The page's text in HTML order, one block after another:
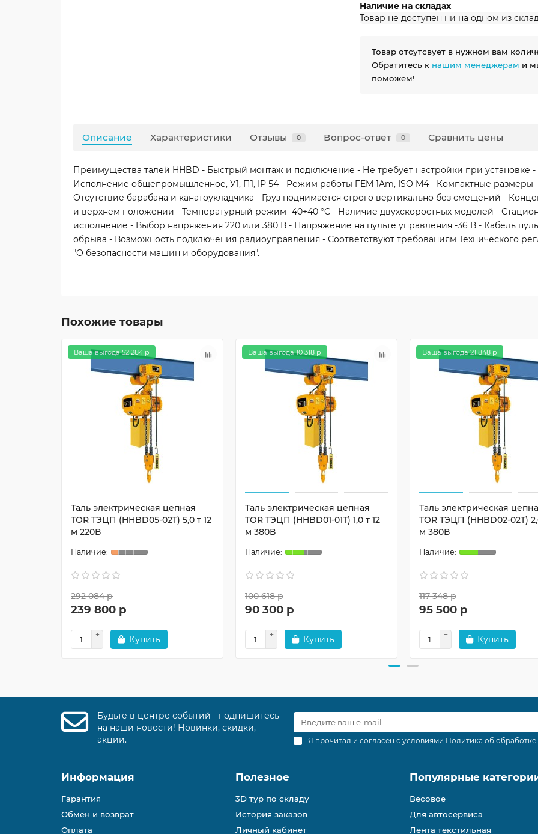
Наличие на складах
Товар не доступен ни на одном из
Товар отсутсвует в нужном вам
Обратитесь к нашим менеджерам и
поможем!
Описание Характеристики Отзывы 0 Вопрос-ответ 0 Сравнить цены
Преимущества талей HHBD - Быстрый монтаж и подключение - Не требует настройки при установке
Исполнение общепромышленное, У1, П1, IP 54 - Режим работы FEM 1Аm, ISO M4 - Компактные размеры
Отсутствие барабана и канатоукладчика - Груз поднимается строго вертикально без смещений -
и верхнем положении - Температурный режим -40+40 °C - Наличие двухскоростных моделей -
исполнение - Выбор напряжения 220 или 380 В - Напряжение на пульте управления -36 В - Кабель
обрыва - Возможность подключения радиоуправления - Соответствуют требованиям Технического
"О безопасности машин и оборудования".
Похожие товары
Ваша выгода 52 284 р
Таль электрическая цепная
TOR ТЭЦП (HHBD05-02T) 5,0 т 12
м 220В
292 084 р
239 800 р
Купить
Ваша выгода 10 318 р
Таль электрическая цепная
TOR ТЭЦП (HHBD01-01T) 1,0 т 12
м 380В
100 618 р
90 300 р
Купить
Ваша выгода 21 848 р
Таль электрическая
TOR ТЭЦП (HHBD02-02T)
м 380В
117 348 р
95 500 р
Купить
Будьте в центре событий - подпишитесь
на наши новости! Новинки, скидки,
акции.
Я прочитал и согласен с условиями Политика об
Информация
Гарантия
Обмен и возврат
Оплата
Полезное
3D тур по складу
История заказов
Личный кабинет
Популярные
Весовое
Для автосервиса
Лента текстильная